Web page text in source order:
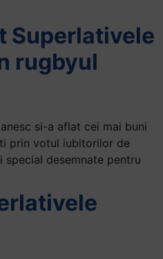
Superlativele
rugbyul
si-a aflat cei mai buni
prin votul iubitorilor de
special desemnate pentru